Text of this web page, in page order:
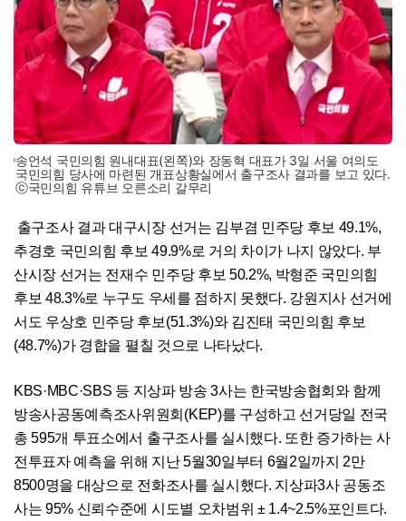
송언석 국민의힘 원내대표(왼쪽)와 장동혁 대표가 3일 서울 여의도
국민의힘 당사에 마련된 개표상황실에서 출구조사 결과를 보고 있다.
ⓒ국민의힘 유튜브 오른소리 갈무리
출구조사 결과 대구시장 선거는 김부겸 민주당 후보 49.1%,
추경호 국민의힘 후보 49.9%로 거의 차이가 나지 않았다. 부
산시장 선거는 전재수 민주당 후보 50.2%, 박형준 국민의힘
후보 48.3%로 누구도 우세를 점하지 못했다. 강원지사 선거에
서도 우상호 민주당 후보(51.3%)와 김진태 국민의힘 후보
(48.7%)가 경합을 펼칠 것으로 나타났다.
KBS·MBC·SBS 등 지상파 방송 3사는 한국방송협회와 함께
방송사공동예측조사위원회(KEP)를 구성하고 선거당일 전국
총 595개 투표소에서 출구조사를 실시했다. 또한 증가하는 사
전투표자 예측을 위해 지난 5월30일부터 6월2일까지 2만
8500명을 대상으로 전화조사를 실시했다. 지상파3사 공동조
사는 95% 신뢰수준에 시도별 오차범위 ± 1.4~2.5%포인트다.